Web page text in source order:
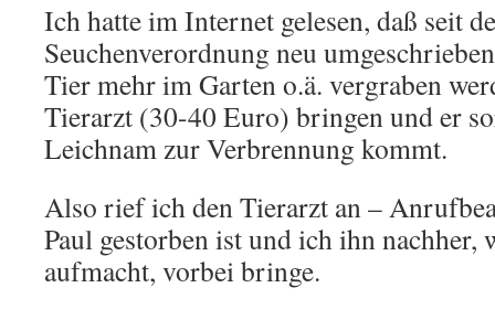
Ich hatte im Internet gelesen, daß seit
Seuchenverordnung neu
Tier mehr im Garten o.ä. vergraben
Tierarzt (30-40 Euro) bringen und er
Leichnam zur Verbrennung kommt.
Also rief ich den Tierarzt an –
Paul gestorben ist und ich ihn nachher,
aufmacht, vorbei bringe.